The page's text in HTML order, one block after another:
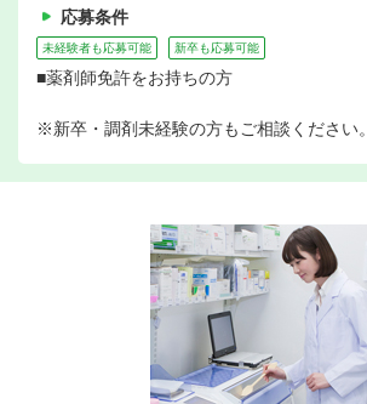
応募条件
未経験者も応募可能 新卒も応募可能
■薬剤師免許をお持ちの方
※新卒・調剤未経験の方もご相談ください。